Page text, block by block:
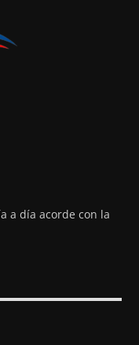
a día acorde con la